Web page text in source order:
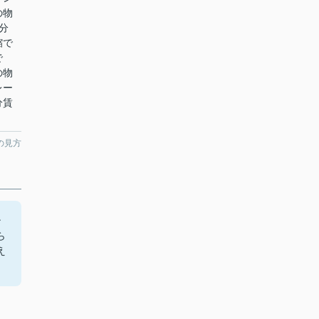
物
で
物
賃
見方